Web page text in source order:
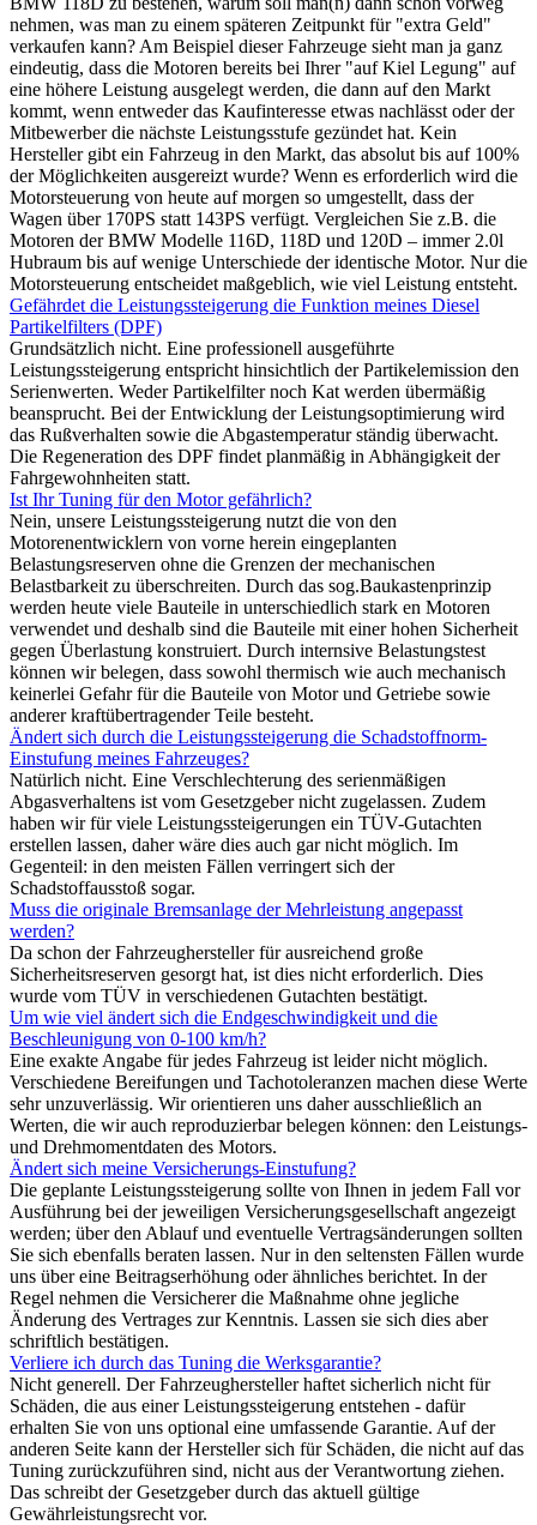
nehmen, was man zu einem späteren Zeitpunkt für "extra Geld"
verkaufen kann? Am Beispiel dieser Fahrzeuge sieht man ja ganz
eindeutig, dass die Motoren bereits bei Ihrer "auf Kiel Legung" auf
eine höhere Leistung ausgelegt werden, die dann auf den Markt
kommt, wenn entweder das Kaufinteresse etwas nachlässt oder der
Mitbewerber die nächste Leistungsstufe gezündet hat. Kein
Hersteller gibt ein Fahrzeug in den Markt, das absolut bis auf 100%
der Möglichkeiten ausgereizt wurde? Wenn es erforderlich wird die
Motorsteuerung von heute auf morgen so umgestellt, dass der
Wagen über 170PS statt 143PS verfügt. Vergleichen Sie z.B. die
Motoren der BMW Modelle 116D, 118D und 120D – immer 2.0l
Hubraum bis auf wenige Unterschiede der identische Motor. Nur die
Motorsteuerung entscheidet maßgeblich, wie viel Leistung entsteht.
Gefährdet die Leistungssteigerung die Funktion meines Diesel
Partikelfilters (DPF)
Grundsätzlich nicht. Eine professionell ausgeführte
Leistungssteigerung entspricht hinsichtlich der Partikelemission den
Serienwerten. Weder Partikelfilter noch Kat werden übermäßig
beansprucht. Bei der Entwicklung der Leistungsoptimierung wird
das Rußverhalten sowie die Abgastemperatur ständig überwacht.
Die Regeneration des DPF findet planmäßig in Abhängigkeit der
Fahrgewohnheiten statt.
Ist Ihr Tuning für den Motor gefährlich?
Nein, unsere Leistungssteigerung nutzt die von den
Motorenentwicklern von vorne herein eingeplanten
Belastungsreserven ohne die Grenzen der mechanischen
Belastbarkeit zu überschreiten. Durch das sog.Baukastenprinzip
werden heute viele Bauteile in unterschiedlich stark en Motoren
verwendet und deshalb sind die Bauteile mit einer hohen Sicherheit
gegen Überlastung konstruiert. Durch internsive Belastungstest
können wir belegen, dass sowohl thermisch wie auch mechanisch
keinerlei Gefahr für die Bauteile von Motor und Getriebe sowie
anderer kraftübertragender Teile besteht.
Ändert sich durch die Leistungssteigerung die Schadstoffnorm-
Einstufung meines Fahrzeuges?
Natürlich nicht. Eine Verschlechterung des serienmäßigen
Abgasverhaltens ist vom Gesetzgeber nicht zugelassen. Zudem
haben wir für viele Leistungssteigerungen ein TÜV-Gutachten
erstellen lassen, daher wäre dies auch gar nicht möglich. Im
Gegenteil: in den meisten Fällen verringert sich der
Schadstoffausstoß sogar.
Muss die originale Bremsanlage der Mehrleistung angepasst
werden?
Da schon der Fahrzeughersteller für ausreichend große
Sicherheitsreserven gesorgt hat, ist dies nicht erforderlich. Dies
wurde vom TÜV in verschiedenen Gutachten bestätigt.
Um wie viel ändert sich die Endgeschwindigkeit und die
Beschleunigung von 0-100 km/h?
Eine exakte Angabe für jedes Fahrzeug ist leider nicht möglich.
Verschiedene Bereifungen und Tachotoleranzen machen diese Werte
sehr unzuverlässig. Wir orientieren uns daher ausschließlich an
Werten, die wir auch reproduzierbar belegen können: den Leistungs-
und Drehmomentdaten des Motors.
Ändert sich meine Versicherungs-Einstufung?
Die geplante Leistungssteigerung sollte von Ihnen in jedem Fall vor
Ausführung bei der jeweiligen Versicherungsgesellschaft angezeigt
werden; über den Ablauf und eventuelle Vertragsänderungen sollten
Sie sich ebenfalls beraten lassen. Nur in den seltensten Fällen wurde
uns über eine Beitragserhöhung oder ähnliches berichtet. In der
Regel nehmen die Versicherer die Maßnahme ohne jegliche
Änderung des Vertrages zur Kenntnis. Lassen sie sich dies aber
schriftlich bestätigen.
Verliere ich durch das Tuning die Werksgarantie?
Nicht generell. Der Fahrzeughersteller haftet sicherlich nicht für
Schäden, die aus einer Leistungssteigerung entstehen - dafür
erhalten Sie von uns optional eine umfassende Garantie. Auf der
anderen Seite kann der Hersteller sich für Schäden, die nicht auf das
Tuning zurückzuführen sind, nicht aus der Verantwortung ziehen.
Das schreibt der Gesetzgeber durch das aktuell gültige
Gewährleistungsrecht vor.